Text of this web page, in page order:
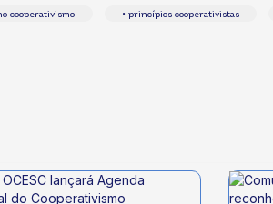
cooperativismo • princípios cooperativistas